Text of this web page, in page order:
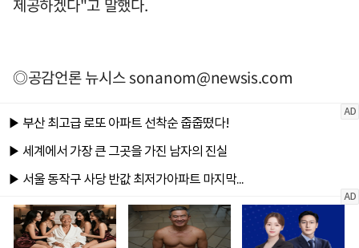
제공하겠다"고 말했다.
◎공감언론 뉴시스sonanom@newsis.com